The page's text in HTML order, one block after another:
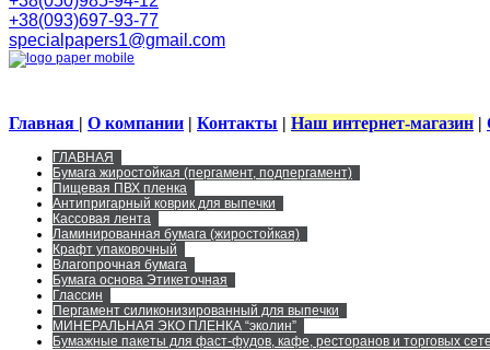
+38(093)697-93-77
specialpapers1@gmail.com
Главная | О компании | Контакты | Наш интернет-магазин |
ГЛАВНАЯ
Бумага жиростойкая (пергамент, подпергамент)
Пищевая ПВХ пленка
Антипригарный коврик для выпечки
Кассовая лента
Ламинированная бумага (жиростойкая)
Крафт упаковочный
Влагопрочная бумага
Бумага основа Этикеточная
Глассин
Пергамент силиконизированный для выпечки
МИНЕРАЛЬНАЯ ЭКО ПЛЕНКА “эколин”
Бумажные пакеты для фаст-фудов, кафе, ресторанов и торговых